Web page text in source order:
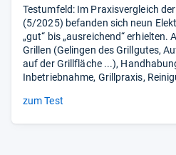
Testumfeld: Im Praxisvergleich
(5/2025) befanden sich neun
„gut“ bis „ausreichend“ erhielten.
Grillen (Gelingen des Grillgutes,
auf der Grillfläche ...),
Inbetriebnahme, Grillpraxis,
zum Test